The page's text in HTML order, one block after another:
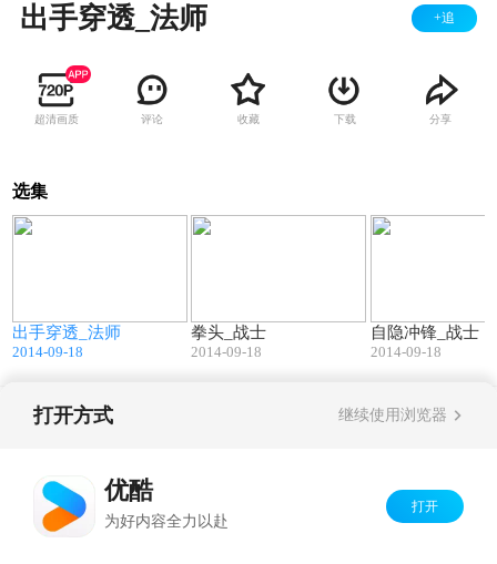
出手穿透_法师 +追
超清画质 评论 收藏 下载 分享
选集
出手穿透_法师
2014-09-18
拳头_战士
2014-09-18
自隐冲锋_战士
2014-09-18
版权所有
打开方式 继续使用浏览器
优酷
为好内容全力以赴
打开